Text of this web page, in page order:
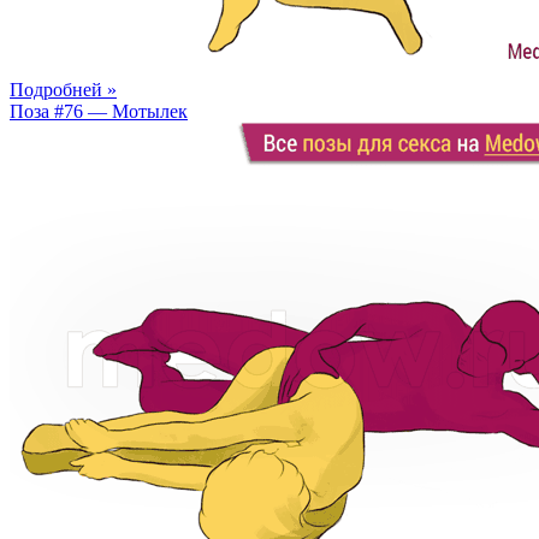
Подробней »
Поза #76 — Мотылек